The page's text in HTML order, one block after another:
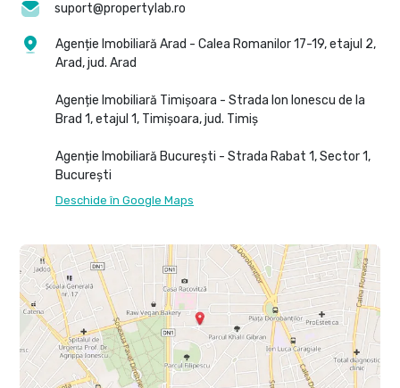
suport@propertylab.ro
Agenție Imobiliară Arad - Calea Romanilor 17-19, etajul 2,
Arad, jud. Arad
Agenție Imobiliară Timișoara - Strada Ion Ionescu de la
Brad 1, etajul 1, Timișoara, jud. Timiș
Agenție Imobiliară București - Strada Rabat 1, Sector 1,
București
Deschide în Google Maps